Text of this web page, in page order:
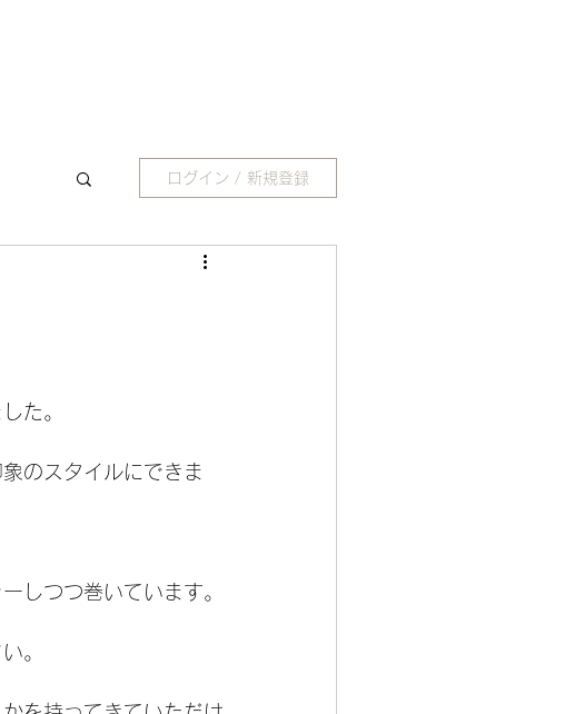
ログイン / 新規登録
た。
のスタイルにできま
しつつ巻いています。
。